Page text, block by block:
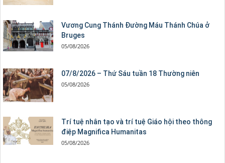
Vương Cung Thánh Ðường Máu Thánh Chúa ở
Bruges
05/08/2026
07/8/2026 – Thứ Sáu tuần 18 Thường niên
05/08/2026
Trí tuệ nhân tạo và trí tuệ Giáo hội theo thông
điệp Magnifica Humanitas
05/08/2026